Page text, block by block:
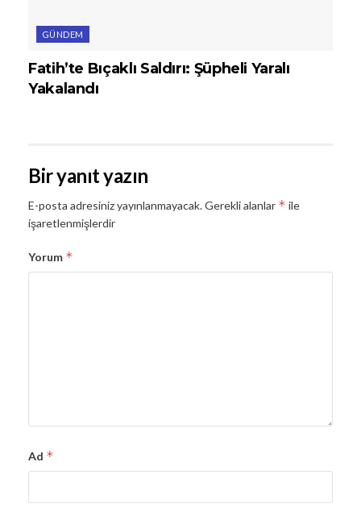
GÜNDEM
Fatih’te Bıçaklı Saldırı: Şüpheli Yaralı
Yakalandı
Bir yanıt yazın
E-posta adresiniz yayınlanmayacak.Gerekli alanlar * ile
işaretlenmişlerdir
Yorum *
Ad *